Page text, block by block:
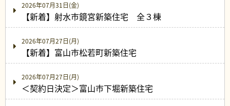
2026年07月31日(金)
【新着】射水市鏡宮新築住宅 全３棟
2026年07月27日(月)
【新着】富山市松若町新築住宅
2026年07月27日(月)
＜契約日決定＞富山市下堀新築住宅